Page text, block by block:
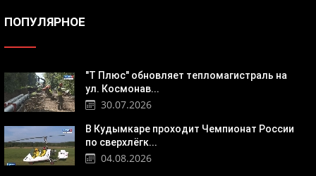
ПОПУЛЯРНОЕ
"Т Плюс" обновляет тепломагистраль на
ул. Космонав...
30.07.2026
В Кудымкаре проходит Чемпионат России
по сверхлёгк...
04.08.2026